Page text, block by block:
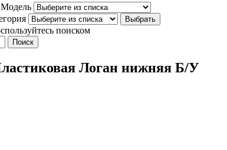
Модель
поиском
Логан нижняя Б/У